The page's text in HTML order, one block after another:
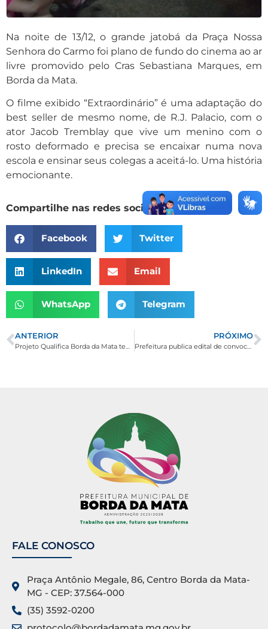
Na noite de 13/12, o grande jatobá da Praça Nossa
Senhora do Carmo foi plano de fundo do cinema ao ar
livre promovido pelo Cras Sebastiana Marques, em
Borda da Mata.
O filme exibido “Extraordinário” é uma adaptação do
best seller de mesmo nome, de R.J. Palacio, com o
ator Jacob Tremblay que vive um menino com o
rosto deformado e precisa se encaixar numa nova
escola e ensinar seus colegas a aceitá-lo. Uma história
emocionante.
Compartilhe nas redes sociais
Facebook Twitter
LinkedIn Email
WhatsApp Telegram
ANTERIOR PRÓXIMO
Prefeitura publica edital de convocação para estudantes que utilizam transporte escolar intermunicipal 2019
FALE CONOSCO
Praça Antônio Megale, 86, Centro Borda da Mata-
MG - CEP: 37.564-000
(35) 3592-0200